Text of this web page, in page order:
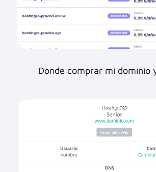
Donde comprar mi dominio